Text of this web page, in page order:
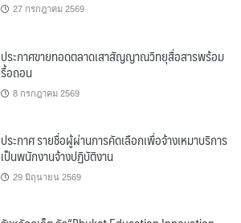
27 กรกฎาคม 2569
ประกาศขายทอดตลาดเสาสัญญาณวิทยุสื่อสารพร้อม
รื้อถอน
8 กรกฎาคม 2569
ประกาศ รายชื่อผู้ผ่านการคัดเลือกเพื่อจ้างเหมาบริการ
เป็นพนักงานจ้างปฏิบัติงาน
29 มิถุนายน 2569